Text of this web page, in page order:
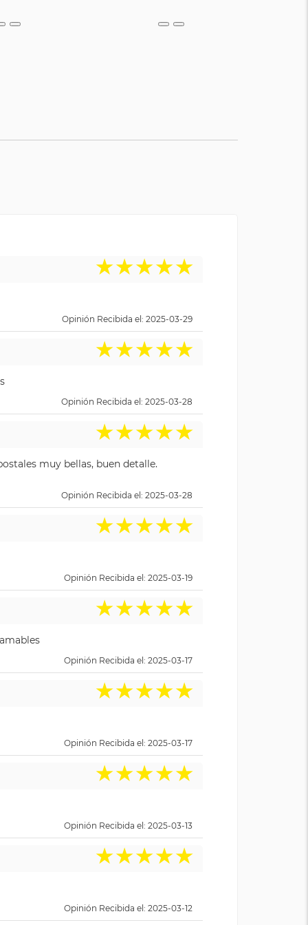
★★★★★
Opinión Recibida el: 2025-03-29
★★★★★
Opinión Recibida el: 2025-03-28
★★★★★
muy bellas, buen detalle.
Opinión Recibida el: 2025-03-28
★★★★★
Opinión Recibida el: 2025-03-19
★★★★★
Opinión Recibida el: 2025-03-17
★★★★★
Opinión Recibida el: 2025-03-17
★★★★★
Opinión Recibida el: 2025-03-13
★★★★★
Opinión Recibida el: 2025-03-12